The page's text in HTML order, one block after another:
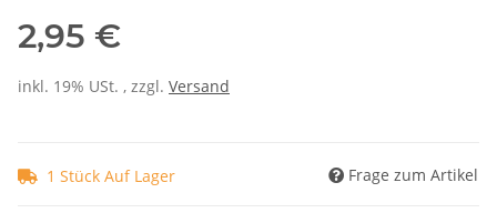
2,95 €
inkl. 19% USt. , zzgl. Versand
1 Stück Auf Lager Frage zum Artikel